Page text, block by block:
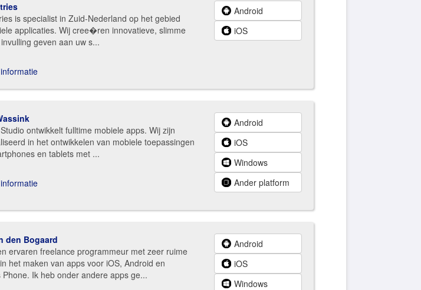
is specialist in Zuid-Nederland op het gebied
applicaties. Wij cree�ren innovatieve, slimme
geven aan uw s...
Android
iOS
ontwikkelt fulltime mobiele apps. Wij zijn
in het ontwikkelen van mobiele toepassingen
en tablets met ...
Android
iOS
Windows
Ander platform
den Bogaard
ervaren freelance programmeur met zeer ruime
het maken van apps voor iOS, Android en
Phone. Ik heb onder andere apps ge...
Android
iOS
Windows